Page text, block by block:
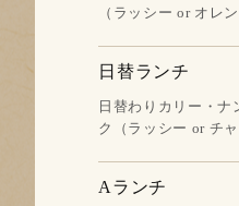
（ラッシー or オレ
日替ランチ
日替わりカリー・
ク（ラッシー or チ
Aランチ